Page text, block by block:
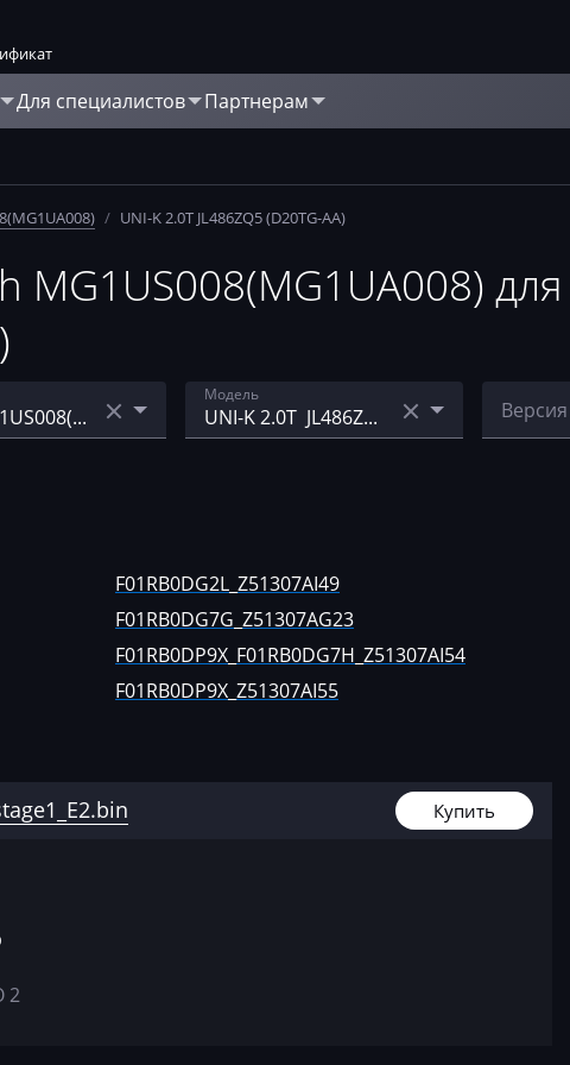
Для специалистов Партнерам
/ UNI-K 2.0T JL486ZQ5 (D20TG-AA)
для
Модель
CS55 PLUS1.5T
CS75 PLUS
CS95
Версия
F01RB0DG2L_Z51307AI49
F01RB0DG7G_Z51307AG23
F01RB0DP9X_F01RB0DG7H_Z51307AI54
F01RB0DP9X_Z51307AI55
Купить
2